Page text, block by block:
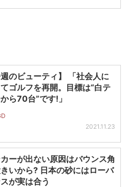
週のビューティ】 「社会人に
ゴルフを再開。目標は“白テ
ら70台”です!」
2021.11.23
ーが出ない原因はバウンス角
いから? 日本の砂にはローバ
が実は合う